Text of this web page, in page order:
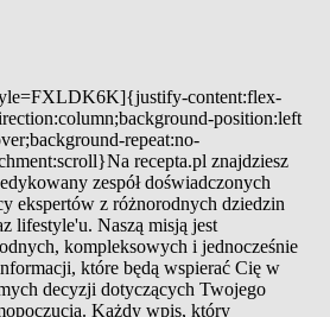
content:flex-
position:left
repeat:no-
recepta.pl znajdziesz
zespół doświadczonych
ekspertów z różnorodnych dziedzin
lifestyle'u. Naszą misją jest
kompleksowych i jednocześnie
które będą wspierać Cię w
decyzji dotyczących Twojego
Każdy wpis, który